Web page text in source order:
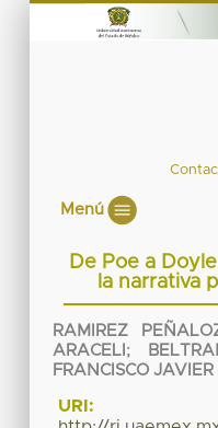
Menú
De Poe a
la narrativa
RAMIREZ
ARACELI ;
FRANCISCO JAVIER
URI: